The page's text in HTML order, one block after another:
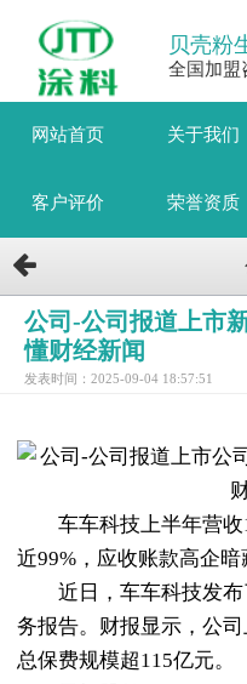
贝壳粉
全国加盟
网站首页 关于我们
客户评价 荣誉资质
公司-公司报道上市
懂财经新闻
发表时间：2025-09-04 18:57:51
车车科技上半年营收
近99%，应收账款高企暗
近日，车车科技发布
务报告。财报显示，公
总保费规模超115亿元。